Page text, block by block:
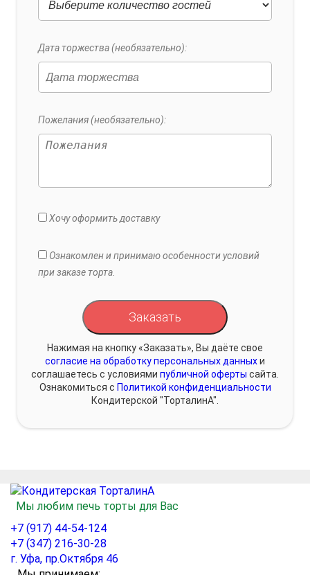
Дата торжества (необязательно):
Пожелания (необязательно):
Хочу оформить доставку
Ознакомлен и принимаю особенности условий
при заказе торта.
Заказать
Нажимая на кнопку «Заказать», Вы даёте свое
согласие на обработку персональных данныхи
соглашаетесь с условиями публичной оферты сайта.
Ознакомиться с Политикой конфиденциальности
Кондитерской "ТорталинА".
Мы любим печь торты для Вас
+7 (917) 44-54-124
+7 (347) 216-30-28
г. Уфа, пр.Октября 46